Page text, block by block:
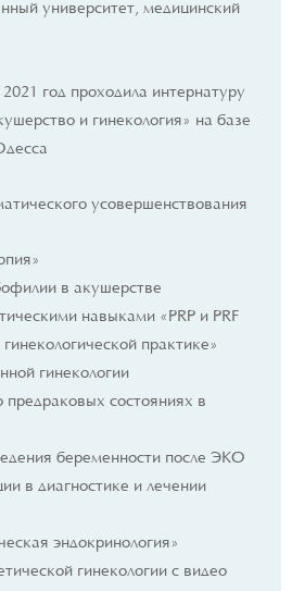
университет, медицинский
год проходила интернатуру
и гинекология» на базе
усовершенствования
в акушерстве
навыками «PRP и PRF
практике»
гинекологии
предраковых состояниях в
беременности после ЭКО
в диагностике и лечении
эндокринология»
гинекологии с видео